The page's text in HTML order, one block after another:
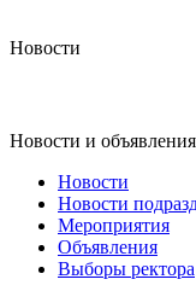
Новости
Новости и объявления
Новости
Новости
Мероприятия
Объявления
Выборы ректора